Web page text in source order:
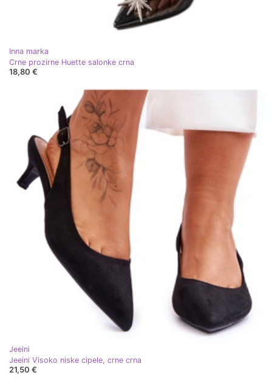
Inna marka
Crne prozirne Huette salonke crna
18,80 €
Jeeini
Jeeini Visoko niske cipele, crne crna
21,50 €